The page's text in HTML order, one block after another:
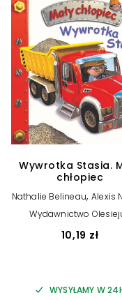
Wywrotka Stasia.
chłopiec
Nathalie Belineau,Alexis
(ilustr.)
Wydawnictwo
10,19 zł
WYSYŁAMY W